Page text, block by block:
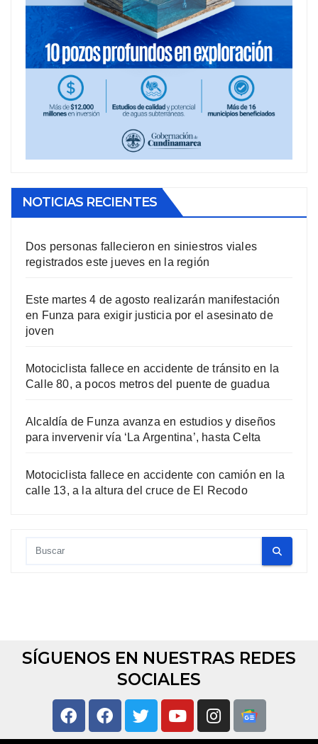
NOTICIAS RECIENTES
Dos personas fallecieron en siniestros viales
registrados este jueves en la región
Este martes 4 de agosto realizarán manifestación
en Funza para exigir justicia por el asesinato de
joven
Motociclista fallece en accidente de tránsito en la
Calle 80, a pocos metros del puente de guadua
Alcaldía de Funza avanza en estudios y diseños
para invervenir vía ‘La Argentina’, hasta Celta
Motociclista fallece en accidente con camión en la
calle 13, a la altura del cruce de El Recodo
SÍGUENOS EN NUESTRAS REDES
SOCIALES